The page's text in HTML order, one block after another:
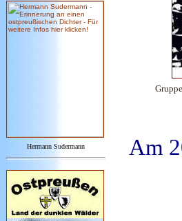
Hermann Sudermann
Am